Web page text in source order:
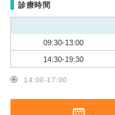
診療時間
09:30-13:00
14:30-19:30
14:00-17:00